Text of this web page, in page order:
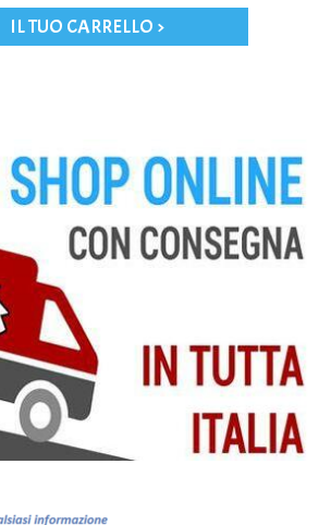
IL TUO CARRELLO >